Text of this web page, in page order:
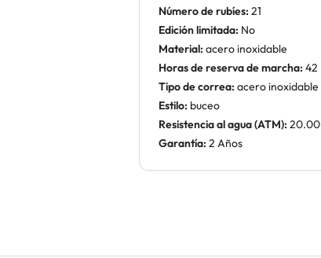
Número de rubíes: 21
Edición limitada: No
Material: acero inoxidable
Horas de reserva de marcha: 42
Tipo de correa: acero inoxidable
Estilo: buceo
Resistencia al agua (ATM): 20.00
Garantía: 2 Años